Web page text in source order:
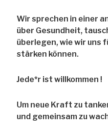
Wir sprechen in einer
über Gesundheit,
überlegen, wie wir uns
stärken können.
Jede*r ist willkommen !
Um neue Kraft zu
und gemeinsam zu